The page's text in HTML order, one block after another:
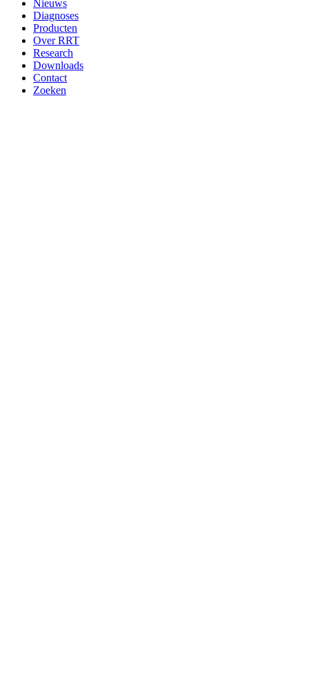
Nieuws
Diagnoses
Producten
Over RRT
Research
Downloads
Contact
Zoeken